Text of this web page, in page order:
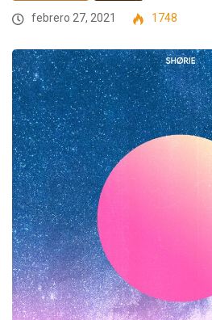
febrero 27, 2021
1748